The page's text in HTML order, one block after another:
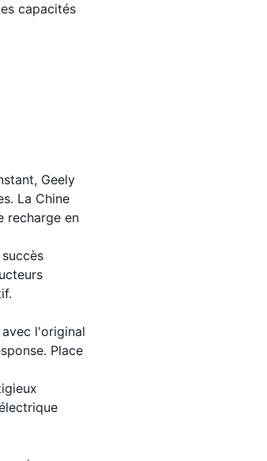
capacités
Geely
La Chine
recharge en
l'original
Place